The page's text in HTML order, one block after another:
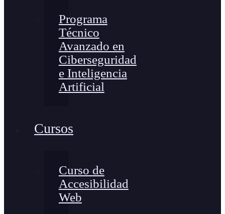
Programa
Técnico
Avanzado en
Ciberseguridad
e Inteligencia
Artificial
Cursos
Curso de
Accesibilidad
Web